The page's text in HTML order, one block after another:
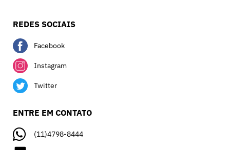
REDES SOCIAIS
Facebook
Instagram
Twitter
ENTRE EM CONTATO
(11)4798-8444